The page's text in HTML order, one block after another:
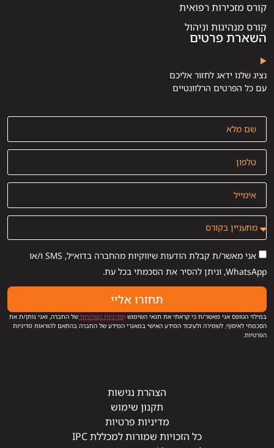
קורס מזכירות רפואית
קורס מנהיגות וניהול
השארת פרטים
נציג שלנו ידאג לחזור אליכם
עם כל הפרטים הרלוונטיים
אני מאשר/ת קבלת הודעות שיווקיות מהחברה בדוא״ל, SMS ו/או
WhatsApp, וניתן להסיר את הסכמתי בכל עת.
תחזרו אליי
במילוי הטופס אני מאשר/ת כי קראתי את תנאי השימוש ומדיניות הפרטיות של החברה, ואני נותן/ת את
הסכמתי לאיסוף, לשמירה ולעיבוד המידע האישי במאגרי המידע של החברה בהתאם להוראות מדיניות
הפרטיות.
הצהרת נגישות
תקנון שימוש
מדיניות פרטיות
כל הזכויות שמורות למכללת IPC